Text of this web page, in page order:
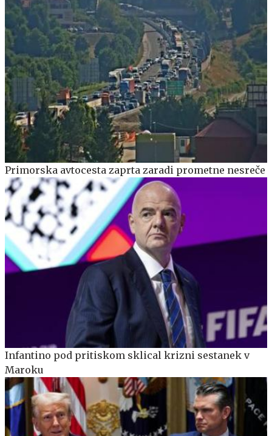
Primorska avtocesta zaprta zaradi prometne nesreče
Infantino pod pritiskom sklical krizni sestanek v
Maroku